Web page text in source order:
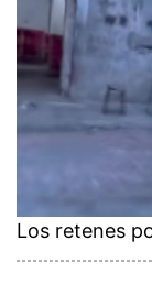
Los retenes